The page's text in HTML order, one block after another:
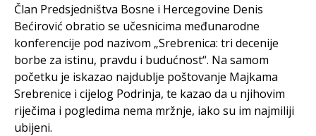
Član Predsjedništva Bosne i Hercegovine Denis
Bećirović obratio se učesnicima međunarodne
konferencije pod nazivom „Srebrenica: tri decenije
borbe za istinu, pravdu i budućnost“. Na samom
početku je iskazao najdublje poštovanje Majkama
Srebrenice i cijelog Podrinja, te kazao da u njihovim
riječima i pogledima nema mržnje, iako su im najmiliji
ubijeni.